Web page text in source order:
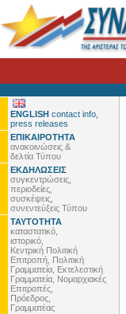
ENGLISH contact info,
press releases
ΕΠΙΚΑΙΡΟΤΗΤΑ
ανακοινώσεις &
δελτία Τύπου
ΕΚΔΗΛΩΣΕΙΣ
συγκεντρώσεις,
περιοδείες,
συσκέψεις,
συνεντεύξεις Τύπου
ΤΑΥΤΟΤΗΤΑ
καταστατικό,
ιστορικό,
Κεντρική Πολιτική
Επιτροπή, Πολιτική
Γραμματεία, Εκτελεστική
Γραμματεία, Νομαρχιακές
Επιτροπές,
Πρόεδρος,
Γραμματέας